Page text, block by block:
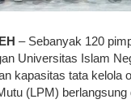
– Sebanyak 120
Universitas Islam
kapasitas tata kelola
(LPM) berlangsung